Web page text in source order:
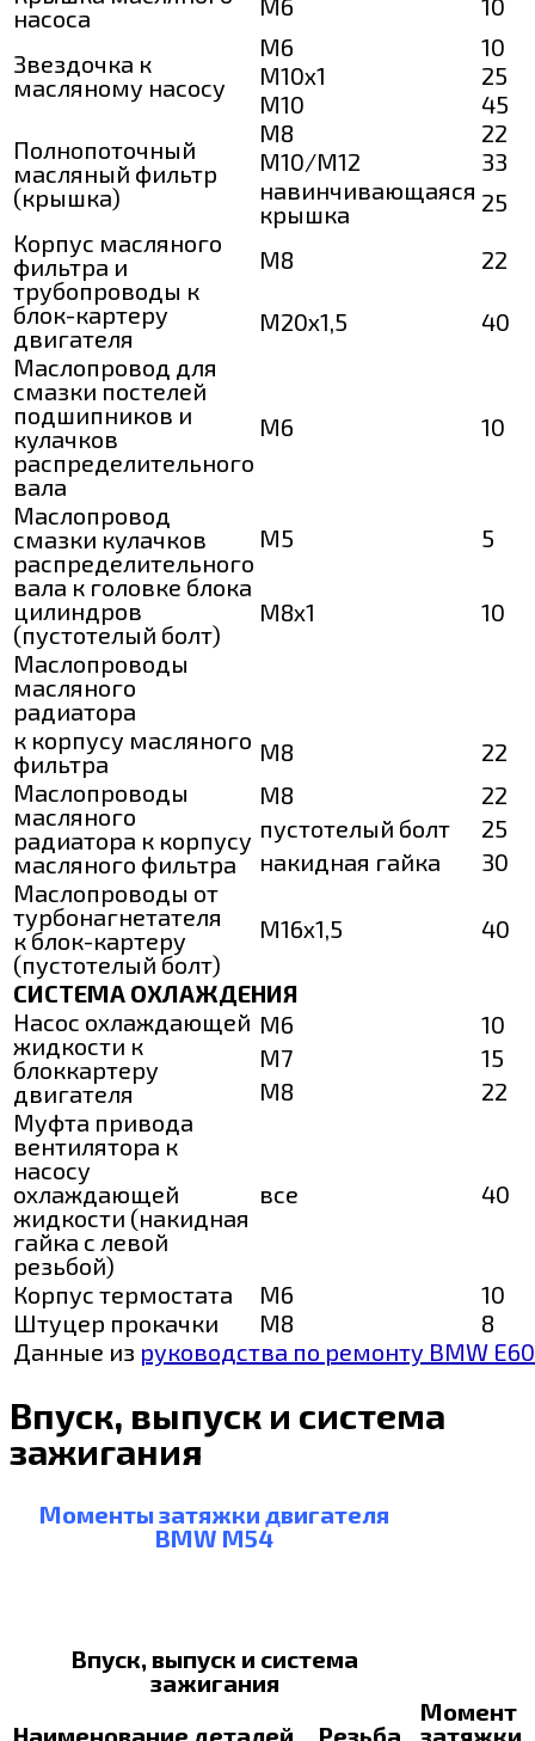
насоса
М6
10
Звездочка к
масляному насосу
М6
10
М10х1
25
М10
45
Полнопоточный
масляный фильтр
(крышка)
М8
22
М10/М12
33
навинчивающаяся
крышка
25
Корпус масляного
фильтра и
трубопроводы к
блок-картеру
двигателя
М8 22
М20х1,5
40
Маслопровод для
смазки постелей
подшипников и
кулачков
распределительного
вала
М6 10
Маслопровод
смазки кулачков
распределительного
вала к головке блока
цилиндров
(пустотелый болт)
М5 5
М8х1
10
Маслопроводы
масляного
радиатора
к корпусу масляного
фильтра
М8
22
Маслопроводы
масляного
радиатора к корпусу
масляного фильтра
М8
22
пустотелый болт
25
накидная гайка
30
Маслопроводы от
турбонагнетателя
к блок-картеру
(пустотелый болт)
М16х1,5 40
СИСТЕМА ОХЛАЖДЕНИЯ
Насос охлаждающей
жидкости к
блоккартеру
двигателя
М6
10
М7
15
М8
22
Муфта привода
вентилятора к
насосу
охлаждающей
жидкости (накидная
гайка с левой
резьбой)
все 40
Корпус термостата М6
10
Штуцер прокачки
М8
8
Данные из руководства по ремонту BMW E60
Впуск, выпуск и система
зажигания
Моменты затяжки двигателя
BMW M54
Впуск, выпуск и система
зажигания
Наименование деталей
Резьба
Момент
затяжки